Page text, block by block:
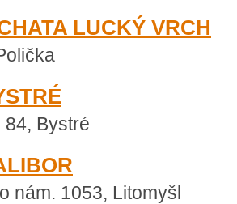
LUCKÝ VRCH
Bystré
nám. 1053, Litomyšl